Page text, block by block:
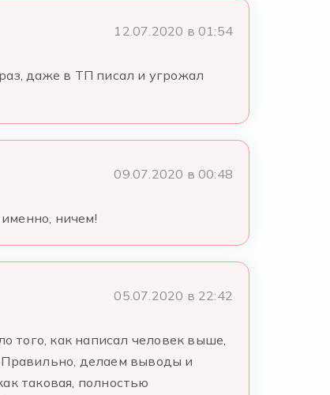
12.07.2020 в 01:54
даже в ТП писал и угрожал
09.07.2020 в 00:48
ничем!
05.07.2020 в 22:42
того, как написал человек выше,
Правильно, делаем выводы и
таковая, полностью